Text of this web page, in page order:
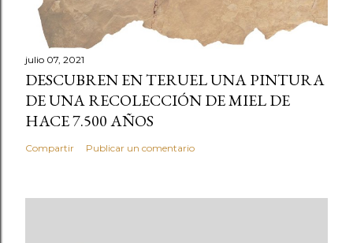
julio 07, 2021
DESCUBREN EN TERUEL UNA PINTURA
DE UNA RECOLECCIÓN DE MIEL DE
HACE 7.500 AÑOS
Compartir Publicar un comentario